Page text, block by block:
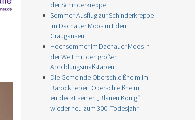
der Schinderkreppe
Sommer-Ausflug zur Schinderkreppe
im Dachauer Moos mit den
Graugänsen
Hochsommer im Dachauer Moos in
der Welt mit den großen
Abbildungsmaßstäben
Die Gemeinde Oberschleißheim im
Barockfieber: Oberschleißheim
entdeckt seinen „Blauen König“
wieder neu zum 300. Todesjahr